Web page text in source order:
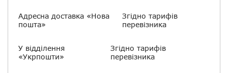
Адресна доставка «Нова
пошта»
Згідно тарифів
перевізника
У відділення
«Укрпошти»
Згідно тарифів
перевізника